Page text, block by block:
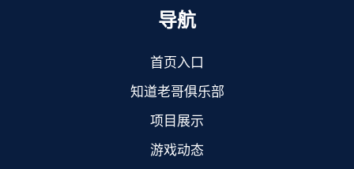
导航
首页入口
知道老哥俱乐部
项目展示
游戏动态